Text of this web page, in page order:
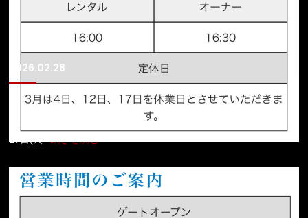
2026.02.28
3月の休業日、営業時間のお知らせ
17日(火<続きを読む>